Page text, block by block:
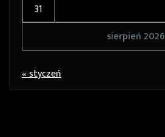
sierpień 2026
31
« styczeń